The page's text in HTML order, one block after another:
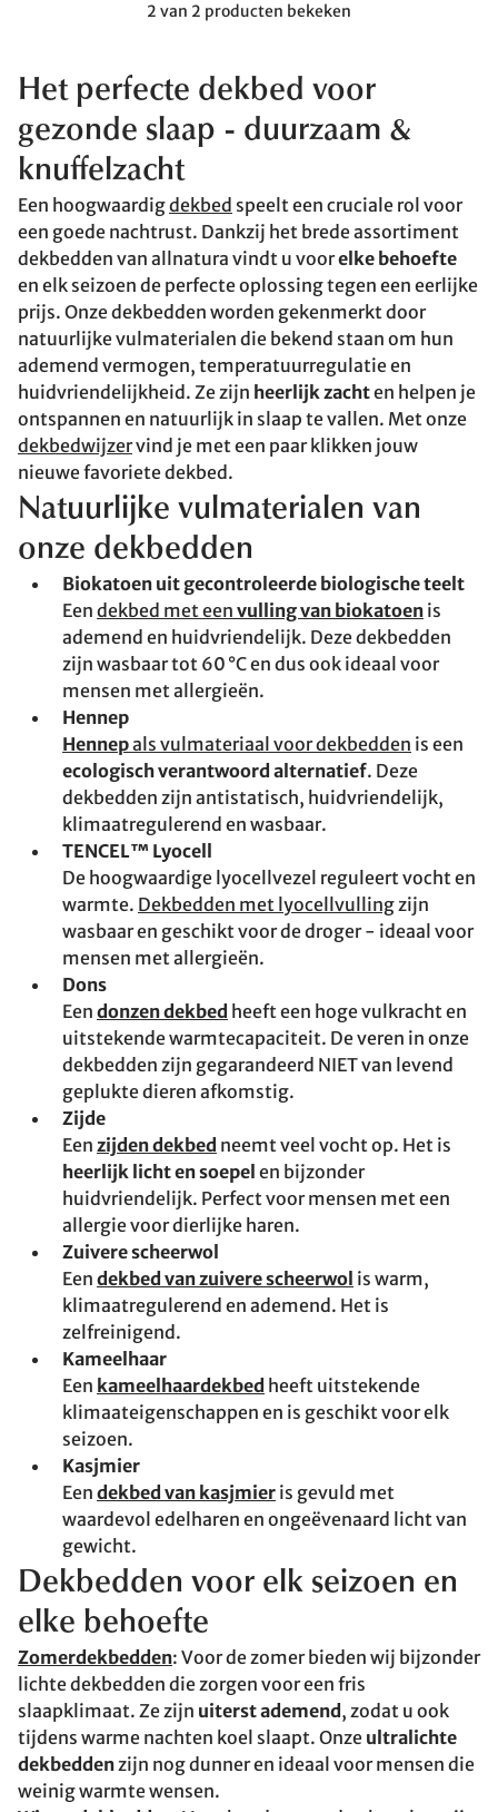
2 van 2 producten bekeken
Het perfecte dekbed voor
gezonde slaap - duurzaam &
knuffelzacht
Een hoogwaardigdekbed speelt een cruciale rol voor
een goede nachtrust. Dankzij het brede assortiment
dekbedden van allnatura vindt u voorelke behoefte
en elk seizoen de perfecte oplossing tegen een eerlijke
prijs. Onze dekbedden worden gekenmerkt door
natuurlijke vulmaterialen die bekend staan om hun
ademend vermogen, temperatuurregulatie en
huidvriendelijkheid. Ze zijn heerlijk zachten helpen je
ontspannen en natuurlijk in slaap te vallen. Met onze
dekbedwijzervind je met een paar klikken jouw
nieuwe favoriete dekbed.
Natuurlijke vulmaterialen van
onze dekbedden
Biokatoen uit gecontroleerde biologische teelt
Een dekbed met een vulling van biokatoen is
ademend en huidvriendelijk. Deze dekbedden
zijn wasbaar tot 60 °C en dus ook ideaal voor
mensen met allergieën.
Hennep
Hennepals vulmateriaal voor dekbedden is een
ecologisch verantwoord alternatief. Deze
dekbedden zijn antistatisch, huidvriendelijk,
klimaatregulerend en wasbaar.
TENCEL™ Lyocell
De hoogwaardige lyocellvezel reguleert vocht en
warmte. Dekbedden met lyocellvullingzijn
wasbaar en geschikt voor de droger - ideaal voor
mensen met allergieën.
Dons
Een donzen dekbed heeft een hoge vulkracht en
uitstekende warmtecapaciteit. De veren in onze
dekbedden zijn gegarandeerd NIET van levend
geplukte dieren afkomstig.
Zijde
Een zijden dekbed neemt veel vocht op. Het is
heerlijk licht en soepel en bijzonder
huidvriendelijk. Perfect voor mensen met een
allergie voor dierlijke haren.
Zuivere scheerwol
Een dekbed van zuivere scheerwol is warm,
klimaatregulerend en ademend. Het is
zelfreinigend.
Kameelhaar
Een kameelhaardekbed heeft uitstekende
klimaateigenschappen en is geschikt voor elk
seizoen.
Kasjmier
Een dekbed van kasjmier is gevuld met
waardevol edelharen en ongeëvenaard licht van
gewicht.
Dekbedden voor elk seizoen en
elke behoefte
Zomerdekbedden: Voor de zomer bieden wij bijzonder
lichte dekbedden die zorgen voor een fris
slaapklimaat. Ze zijn uiterst ademend , zodat u ook
tijdens warme nachten koel slaapt. Onze ultralichte
dekbeddenzijn nog dunner en ideaal voor mensen die
weinig warmte wensen.